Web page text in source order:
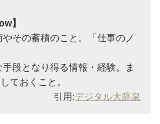
】
やその蓄積のこと。「仕事のノ
手段となり得る情報・経験。ま
ておくこと。
引用:デジタル大辞泉